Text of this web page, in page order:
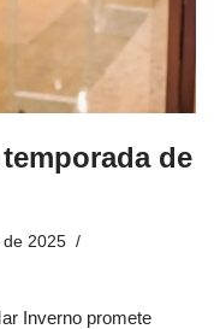
de
2025
Inverno promete